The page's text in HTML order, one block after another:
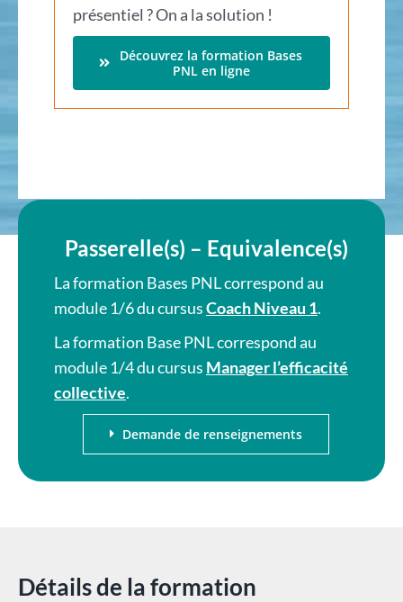
présentiel ? On a la solution !
Découvrez la formation Bases
PNL en ligne
Passerelle(s) – Equivalence(s)
La formation Bases PNL correspond au
module 1/6 du cursusCoach Niveau 1.
La formation Base PNL correspond au
module 1/4 du cursus Manager l’efficacité
collective.
Demande de renseignements
Détails de la formation